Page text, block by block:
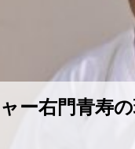
ー右門青寿